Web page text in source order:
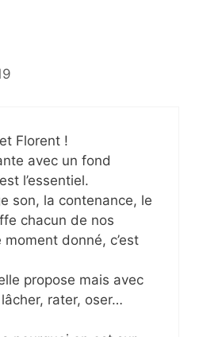
Florent !
avec un fond
l’essentiel.
son, la contenance, le
chacun de nos
donné, c’est
propose mais avec
rater, oser…